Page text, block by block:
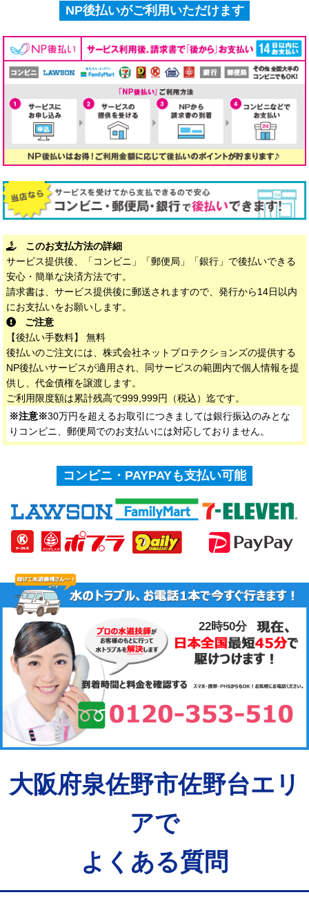
NP後払いがご利用いただけます
このお支払方法の詳細
サービス提供後、「コンビニ」「郵便局」「銀行」で後払いできる
安心・簡単な決済方法です。
請求書は、サービス提供後に郵送されますので、発行から14日以内
にお支払いをお願いします。
ご注意
【後払い手数料】 無料
後払いのご注文には、株式会社ネットプロテクションズの提供する
NP後払いサービスが適用され、同サービスの範囲内で個人情報を提
供し、代金債権を譲渡します。
ご利用限度額は累計残高で999,999円（税込）迄です。
※注意※30万円を超えるお取引につきましては銀行振込のみとな
りコンビニ、郵便局でのお支払いには対応しておりません。
コンビニ・PAYPAYも支払い可能
22時50分
大阪府泉佐野市佐野台エリ
アで
よくある質問